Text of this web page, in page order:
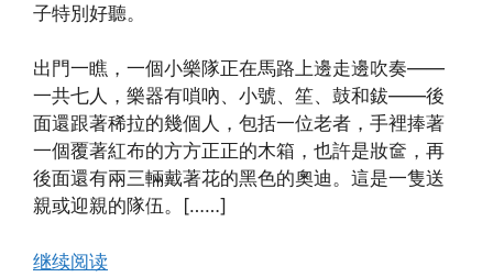
子特別好聽。
出門一瞧，一個小樂隊正在馬路上邊走邊吹奏——
一共七人，樂器有嗩吶、小號、笙、鼓和鈸——後
面還跟著稀拉的幾個人，包括一位老者，手裡捧著
一個覆著紅布的方方正正的木箱，也許是妝奩，再
後面還有兩三輛戴著花的黑色的奧迪。這是一隻送
親或迎親的隊伍。[……]
继续阅读